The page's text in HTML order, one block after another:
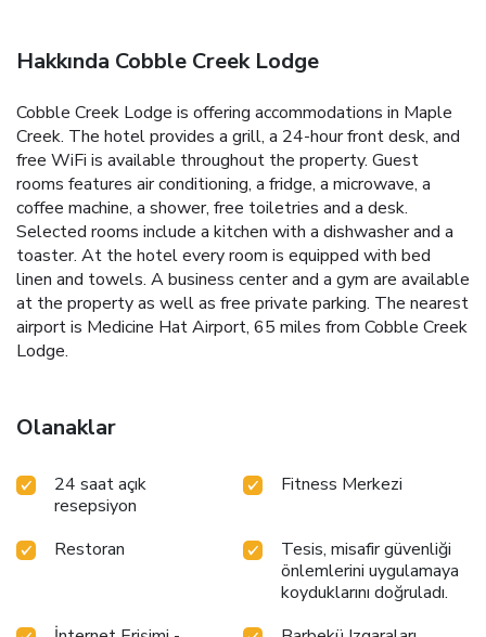
Hakkında Cobble Creek Lodge
Cobble Creek Lodge is offering accommodations in Maple
Creek. The hotel provides a grill, a 24-hour front desk, and
free WiFi is available throughout the property. Guest
rooms features air conditioning, a fridge, a microwave, a
coffee machine, a shower, free toiletries and a desk.
Selected rooms include a kitchen with a dishwasher and a
toaster. At the hotel every room is equipped with bed
linen and towels. A business center and a gym are available
at the property as well as free private parking. The nearest
airport is Medicine Hat Airport, 65 miles from Cobble Creek
Lodge.
Olanaklar
24 saat açık
resepsiyon
Fitness Merkezi
Restoran
Tesis, misafir güvenliği
önlemlerini uygulamaya
koyduklarını doğruladı.